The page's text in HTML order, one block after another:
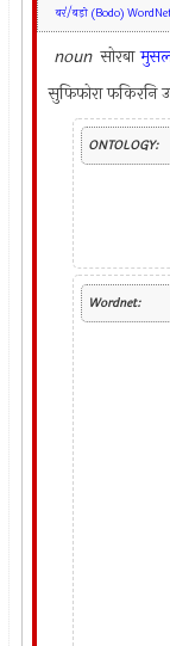
बर'/बड़ो (Bodo)
noun सोरबा
सुफिफोरा फकिरनि
ONTOLOGY:
Wordnet: